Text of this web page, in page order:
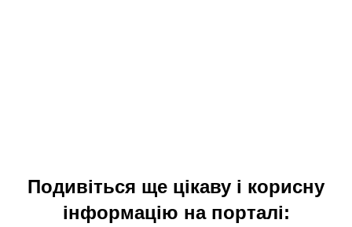
Подивіться ще цікаву і корисну
інформацію на порталі: